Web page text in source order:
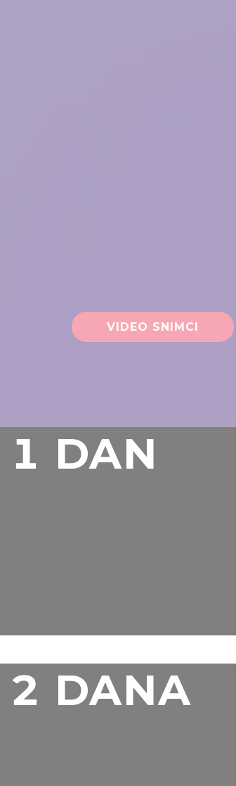
VIDEO SNIMCI
1 DAN
2 DANA